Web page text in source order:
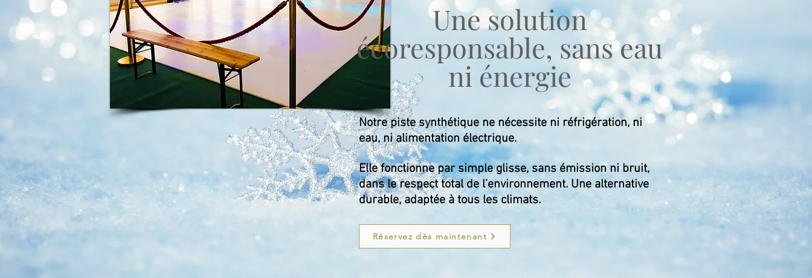
Une solution
écoresponsable, sans eau
ni énergie
Notre piste synthétique ne nécessite ni réfrigération, ni
eau, ni alimentation électrique.
Elle fonctionne par simple glisse, sans émission ni bruit,
dans le respect total de l’environnement. Une alternative
durable, adaptée à tous les climats.
Réservez dès maintenant